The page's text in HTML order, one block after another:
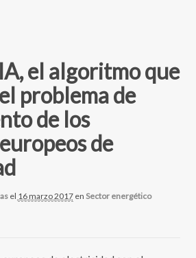
el algoritmo que
problema de
de los
de
el 16 marzo 2017 en Sector energético